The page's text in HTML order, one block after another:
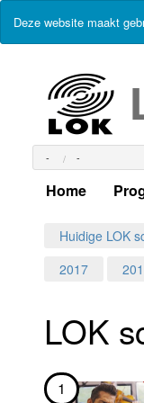
Deze website maakt
- -
Home
Alle
Huidige LOK
2017
LOK
1